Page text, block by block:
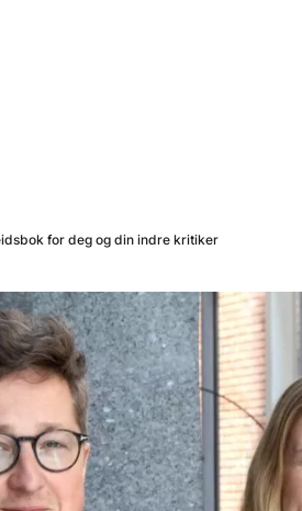
for deg og din indre kritiker